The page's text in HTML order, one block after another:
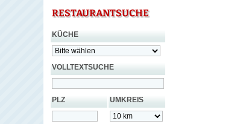
RESTAURANTSUCHE
KÜCHE
VOLLTEXTSUCHE
PLZ UMKREIS